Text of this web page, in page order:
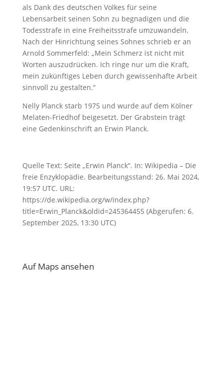
als Dank des deutschen Volkes für seine
Lebensarbeit seinen Sohn zu begnadigen und die
Todesstrafe in eine Freiheitsstrafe umzuwandeln.
Nach der Hinrichtung seines Sohnes schrieb er an
Arnold Sommerfeld: „Mein Schmerz ist nicht mit
Worten auszudrücken. Ich ringe nur um die Kraft,
mein zukünftiges Leben durch gewissenhafte Arbeit
sinnvoll zu gestalten.“
Nelly Planck starb 1975 und wurde auf dem Kölner
Melaten-Friedhof beigesetzt. Der Grabstein trägt
eine Gedenkinschrift an Erwin Planck.
Quelle Text: Seite „Erwin Planck“. In: Wikipedia – Die
freie Enzyklopädie. Bearbeitungsstand: 26. Mai 2024,
19:57 UTC. URL:
https://de.wikipedia.org/w/index.php?
title=Erwin_Planck&oldid=245364455 (Abgerufen: 6.
September 2025, 13:30 UTC)
Auf Maps ansehen